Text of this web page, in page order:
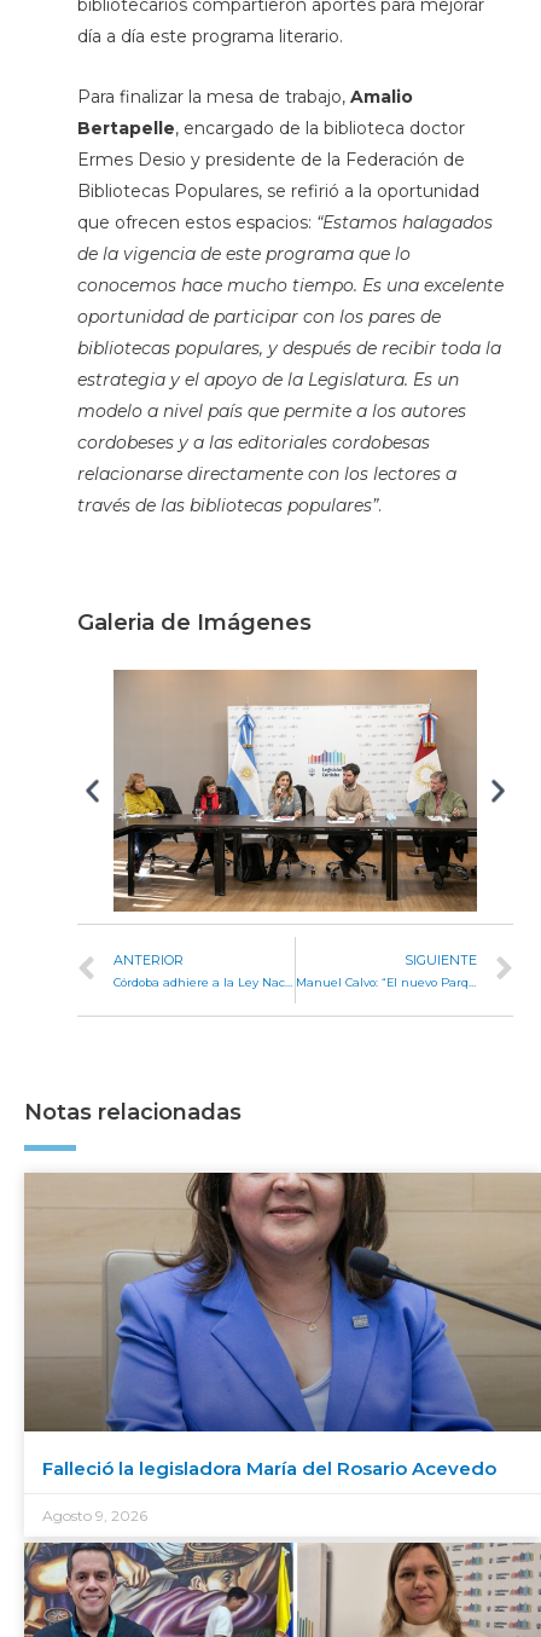
día a día este programa literario.
Para finalizar la mesa de trabajo, Amalio
Bertapelle, encargado de la biblioteca doctor
Ermes Desio y presidente de la Federación de
Bibliotecas Populares, se refirió a la oportunidad
que ofrecen estos espacios: “Estamos halagados
de la vigencia de este programa que lo
conocemos hace mucho tiempo. Es una excelente
oportunidad de participar con los pares de
bibliotecas populares, y después de recibir toda la
estrategia y el apoyo de la Legislatura. Es un
modelo a nivel país que permite a los autores
cordobeses y a las editoriales cordobesas
relacionarse directamente con los lectores a
través de las bibliotecas populares”.
Galeria de Imágenes
ANTERIOR
Córdoba adhiere a la Ley Nacional de Educación Ambiental Integral
SIGUIENTE
Notas relacionadas
Falleció la legisladora María del Rosario Acevedo
Agosto 9, 2026